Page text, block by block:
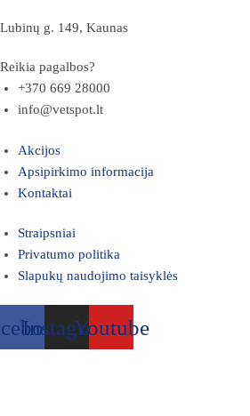
Lubinų g. 149, Kaunas
Reikia pagalbos?
+370 669 28000
info@vetspot.lt
Akcijos
Apsipirkimo informacija
Kontaktai
Straipsniai
Privatumo politika
Slapukų naudojimo taisyklės
InstagramYoutube